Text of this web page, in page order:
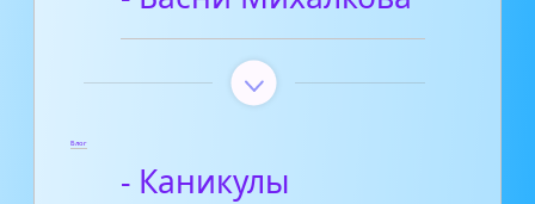
Блог
- Каникулы